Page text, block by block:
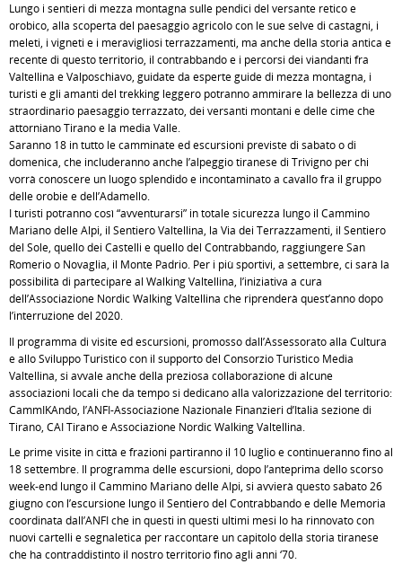
Lungo i sentieri di mezza montagna sulle pendici del versante retico e
orobico, alla scoperta del paesaggio agricolo con le sue selve di castagni, i
meleti, i vigneti e i meravigliosi terrazzamenti, ma anche della storia antica e
recente di questo territorio, il contrabbando e i percorsi dei viandanti fra
Valtellina e Valposchiavo, guidate da esperte guide di mezza montagna, i
turisti e gli amanti del trekking leggero potranno ammirare la bellezza di uno
straordinario paesaggio terrazzato, dei versanti montani e delle cime che
attorniano Tirano e la media Valle.
Saranno 18 in tutto le camminate ed escursioni previste di sabato o di
domenica, che includeranno anche l’alpeggio tiranese di Trivigno per chi
vorrà conoscere un luogo splendido e incontaminato a cavallo fra il gruppo
delle orobie e dell’Adamello.
I turisti potranno così “avventurarsi” in totale sicurezza lungo il Cammino
Mariano delle Alpi, il Sentiero Valtellina, la Via dei Terrazzamenti, il Sentiero
del Sole, quello dei Castelli e quello del Contrabbando, raggiungere San
Romerio o Novaglia, il Monte Padrio. Per i più sportivi, a settembre, ci sarà la
possibilità di partecipare al Walking Valtellina, l’iniziativa a cura
dell’Associazione Nordic Walking Valtellina che riprenderà quest’anno dopo
l’interruzione del 2020.
Il programma di visite ed escursioni, promosso dall’Assessorato alla Cultura
e allo Sviluppo Turistico con il supporto del Consorzio Turistico Media
Valtellina, si avvale anche della preziosa collaborazione di alcune
associazioni locali che da tempo si dedicano alla valorizzazione del territorio:
CammIKAndo, l’ANFI-Associazione Nazionale Finanzieri d’Italia sezione di
Tirano, CAI Tirano e Associazione Nordic Walking Valtellina.
Le prime visite in città e frazioni partiranno il 10 luglio e continueranno fino al
18 settembre. Il programma delle escursioni, dopo l’anteprima dello scorso
week-end lungo il Cammino Mariano delle Alpi, si avvierà questo sabato 26
giugno con l’escursione lungo il Sentiero del Contrabbando e delle Memoria
coordinata dall’ANFI che in questi in questi ultimi mesi lo ha rinnovato con
nuovi cartelli e segnaletica per raccontare un capitolo della storia tiranese
che ha contraddistinto il nostro territorio fino agli anni ‘70.